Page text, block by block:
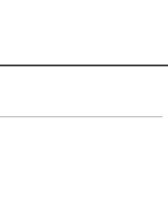
키지 상품 구매 시에만